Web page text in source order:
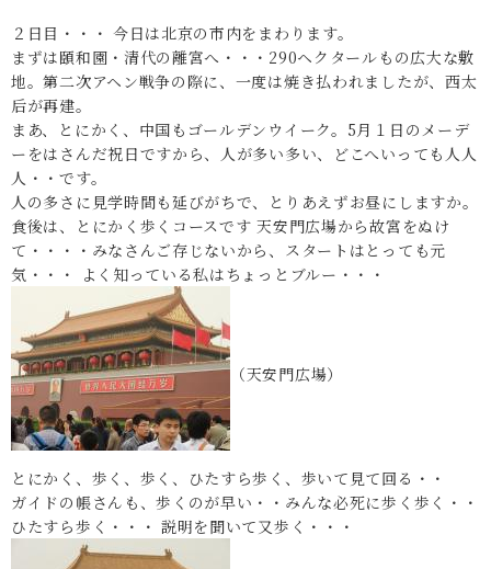
２日目・・・ 今日は北京の市内をまわります。
まずは頤和園・清代の離宮へ・・・290ヘクタールもの広大な敷
地。第二次アヘン戦争の際に、一度は焼き払われましたが、西太
后が再建。
まあ、とにかく、中国もゴールデンウイーク。5月１日のメーデ
ーをはさんだ祝日ですから、人が多い多い、どこへいっても人人
人・・です。
人の多さに見学時間も延びがちで、とりあえずお昼にしますか。
食後は、とにかく歩くコースです 天安門広場から故宮をぬけ
て・・・・みなさんご存じないから、スタートはとっても元
気・・・ よく知っている私はちょっとブルー・・・
（天安門広場）
とにかく、歩く、歩く、ひたすら歩く、歩いて見て回る・・
ガイドの帳さんも、歩くのが早い・・みんな必死に歩く歩く・・
ひたすら歩く・・・ 説明を聞いて又歩く・・・